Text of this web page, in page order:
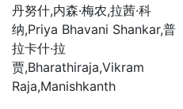
丹努什,内森·梅农,拉茜·科
纳,Priya Bhavani Shankar,普
拉卡什·拉
贾,Bharathiraja,Vikram
Raja,Manishkanth